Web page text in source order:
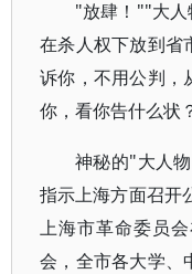
"放肆！""大
在杀人权下放到省
诉你，不用公判，
你，看你告什么状
神秘的"大人
指示上海方面召开
上海市革命委员
会，全市各大学、